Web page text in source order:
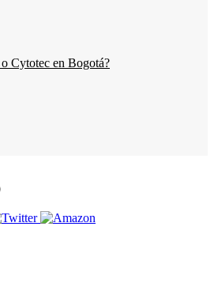
Cytotec en Bogotá?